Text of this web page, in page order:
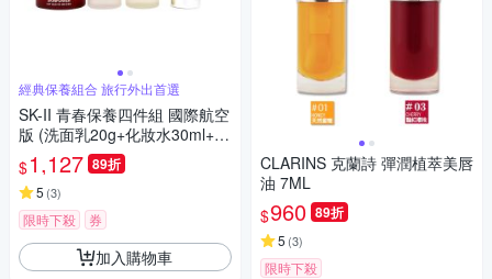
經典保養組合 旅行外出首選
SK-II 青春保養四件組 國際航空
版 (洗面乳20g+化妝水30ml+青
春露30ml+活膚霜15g)
$1,127 89折
5 (3)
限時下殺 券
加入購物車
CLARINS 克蘭詩 彈潤植萃美唇
油 7ML
$960 89折
5 (3)
限時下殺